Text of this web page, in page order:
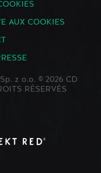
AUX COOKIES
z o.o. © 2026 CD
RÉSERVÉS